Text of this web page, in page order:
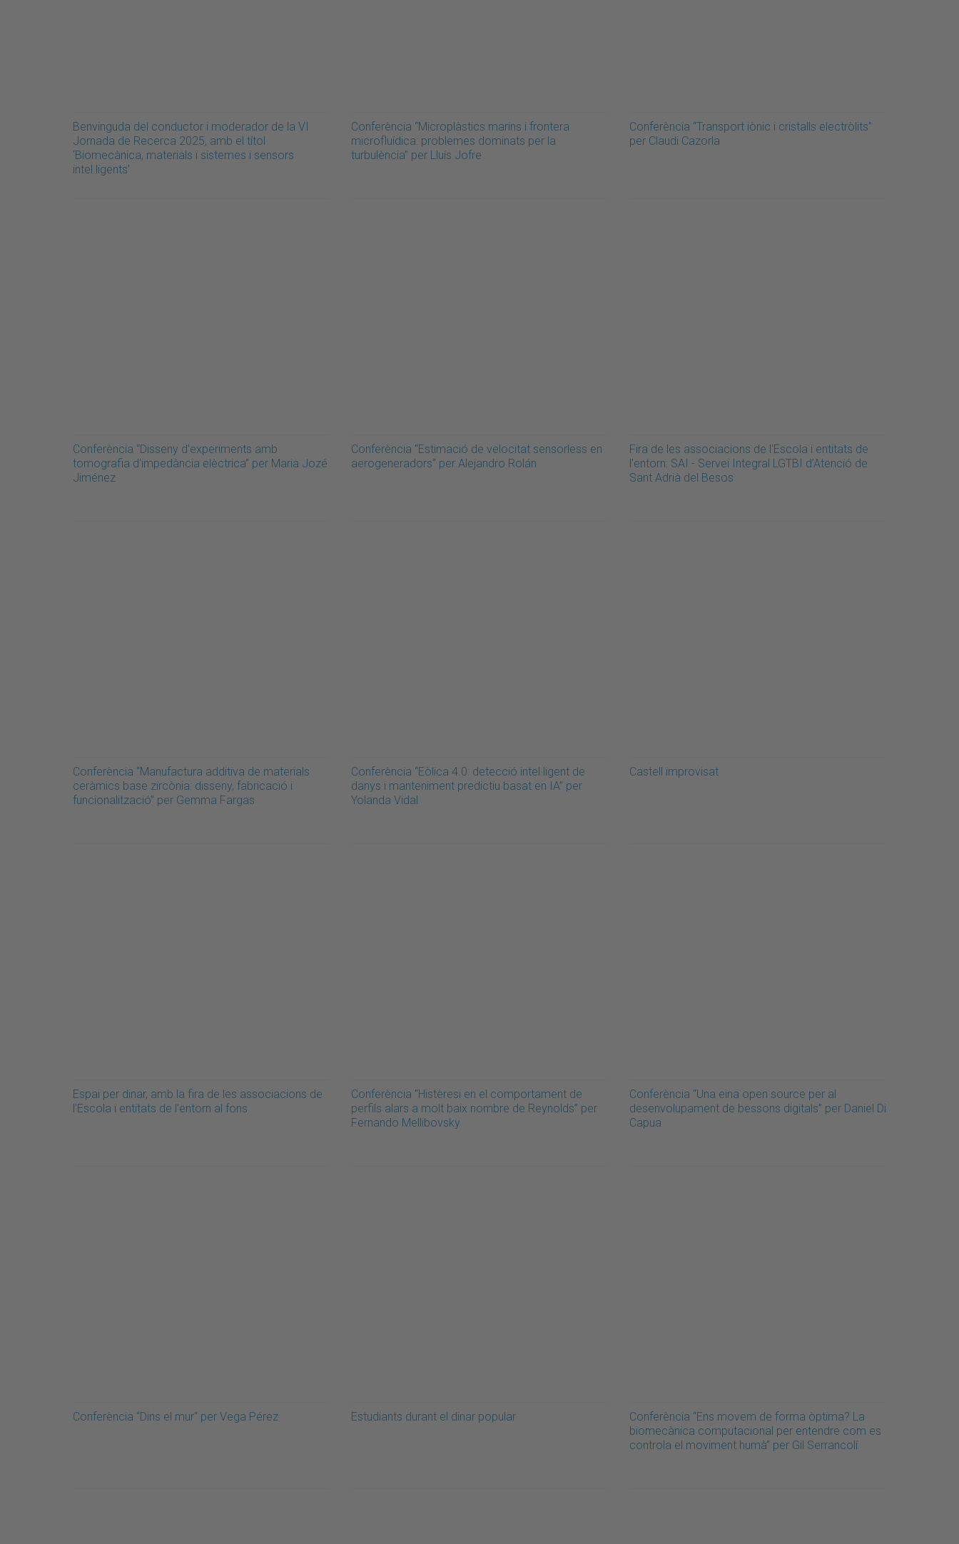
Benvinguda del conductor i moderador de la VI
Jornada de Recerca 2025, amb el títol
‘Biomecànica, materials i sistemes i sensors
intel.ligents’
Conferència “Microplàstics marins i frontera
microfluídica: problemes dominats per la
turbulència” per Lluís Jofre
Conferència “Transport iònic i cristalls electròlits”
per Claudi Cazorla
Conferència “Disseny d'experiments amb
tomografia d'impedància elèctrica” per Maria Jozé
Jiménez
Conferència “Estimació de velocitat sensorless en
aerogeneradors“ per Alejandro Rolán
Fira de les associacions de l'Escola i entitats de
l'entorn: SAI - Servei Integral LGTBI d’Atenció de
Sant Adrià del Besos
Conferència “Manufactura additiva de materials
ceràmics base zircònia: disseny, fabricació i
funcionalització” per Gemma Fargas
Conferència “Eòlica 4.0: detecció intel·ligent de
danys i manteniment predictiu basat en IA” per
Yolanda Vidal
Castell improvisat
Espai per dinar, amb la fira de les associacions de
l'Escola i entitats de l'entorn al fons
Conferència “Histèresi en el comportament de
perfils alars a molt baix nombre de Reynolds” per
Fernando Mellibovsky
Conferència “Una eina open source per al
desenvolupament de bessons digitals” per Daniel Di
Capua
Conferència “Dins el mur“ per Vega Pérez Estudiants durant el dinar popular
Conferència “Ens movem de forma òptima? La
biomecànica computacional per entendre com es
controla el moviment humà” per Gil Serrancolí